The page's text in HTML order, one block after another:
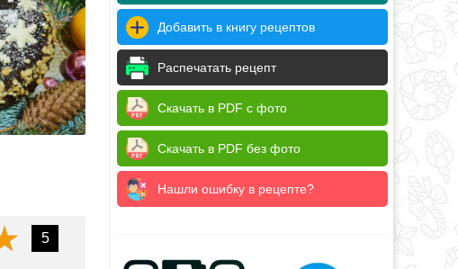
5
Добавить в книгу рецептов
Распечатать рецепт
Скачать в PDF с фото
Скачать в PDF без фото
Нашли ошибку в рецепте?